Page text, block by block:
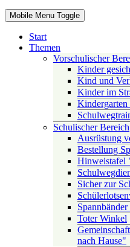
Mobile Menu Toggle
Start
Themen
Vorschulischer
Kinder
Kind und
Kinder im
Kindergarten
Schulischer Bereich
Ausrüstung
Bestellung
Hinweistafel
Sicher zur
Toter Winkel
nach Hause"